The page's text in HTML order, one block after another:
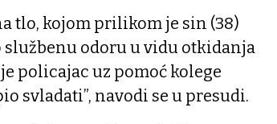
tlo, kojom prilikom je sin (38)
odoru u vidu otkidanja
policajac uz pomoć kolege
svladati”, navodi se u presudi.